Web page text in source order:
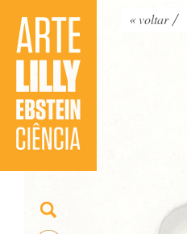
« voltar